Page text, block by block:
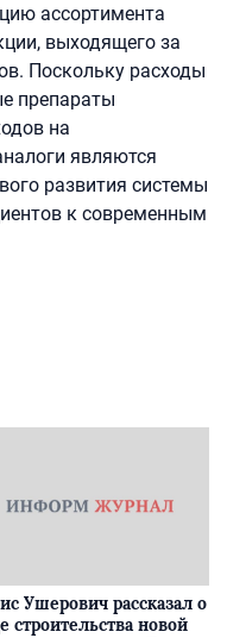
ассортимента
выходящего за
Поскольку расходы
препараты
на
являются
развития системы
к современным
Ушерович рассказал о
строительства новой